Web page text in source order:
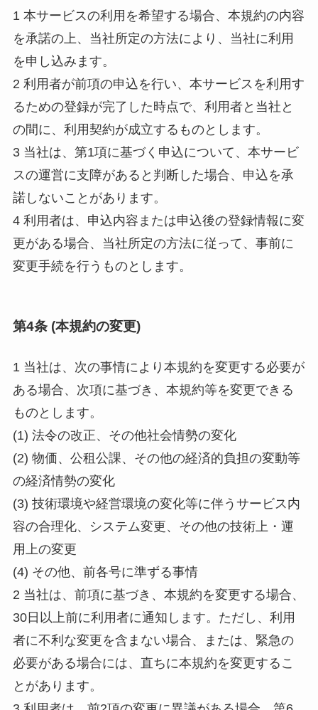
1 本サービスの利用を希望する場合、本規約の内容
を承諾の上、当社所定の方法により、当社に利用
を申し込みます。
2 利用者が前項の申込を行い、本サービスを利用す
るための登録が完了した時点で、利用者と当社と
の間に、利用契約が成立するものとします。
3 当社は、第1項に基づく申込について、本サービ
スの運営に支障があると判断した場合、申込を承
諾しないことがあります。
4 利用者は、申込内容または申込後の登録情報に変
更がある場合、当社所定の方法に従って、事前に
変更手続を行うものとします。
第4条 (本規約の変更)
1 当社は、次の事情により本規約を変更する必要が
ある場合、次項に基づき、本規約等を変更できる
ものとします。
(1) 法令の改正、その他社会情勢の変化
(2) 物価、公租公課、その他の経済的負担の変動等
の経済情勢の変化
(3) 技術環境や経営環境の変化等に伴うサービス内
容の合理化、システム変更、その他の技術上・運
用上の変更
(4) その他、前各号に準ずる事情
2 当社は、前項に基づき、本規約を変更する場合、
30日以上前に利用者に通知します。ただし、利用
者に不利な変更を含まない場合、または、緊急の
必要がある場合には、直ちに本規約を変更するこ
とがあります。